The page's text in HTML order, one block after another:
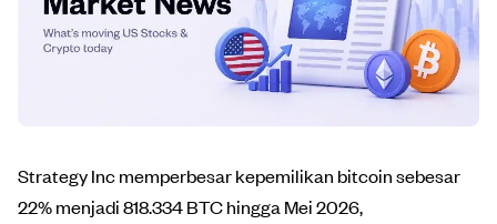
Strategy Inc memperbesar kepemilikan bitcoin sebesar
22% menjadi 818.334 BTC hingga Mei 2026,